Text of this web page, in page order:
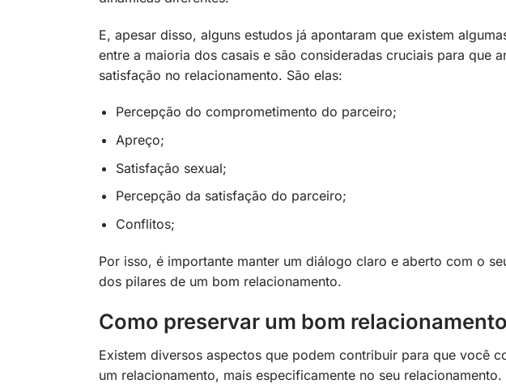
E, apesar disso, alguns estudos já apontaram que existem
entre a maioria dos casais e são consideradas cruciais para que
satisfação no relacionamento. São elas:
Percepção do comprometimento do parceiro;
Apreço;
Satisfação sexual;
Percepção da satisfação do parceiro;
Conflitos;
Por isso, é importante manter um diálogo claro e aberto com o
dos pilares de um bom relacionamento.
Como preservar um bom
Existem diversos aspectos que podem contribuir para que você
um relacionamento, mais especificamente no seu relacionamento.